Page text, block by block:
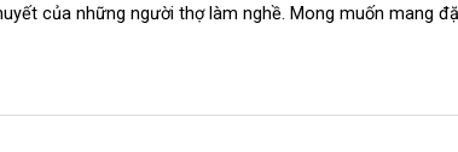
của những người thợ làm nghề. Mong muốn mang